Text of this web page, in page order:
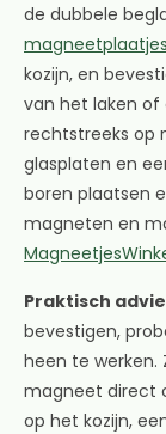
de dubbele
magneetplaatjes
kozijn, en
van het laken of
rechtstreeks op
glasplaten en
boren plaatsen
magneten en
Praktisch
bevestigen,
heen te werken.
magneet direct
op het kozijn,